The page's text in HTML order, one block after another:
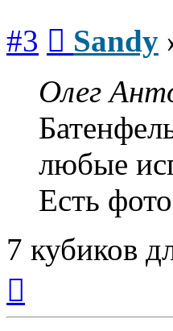
#3 Sandy
Олег
любые
Есть
7 кубиков
началу